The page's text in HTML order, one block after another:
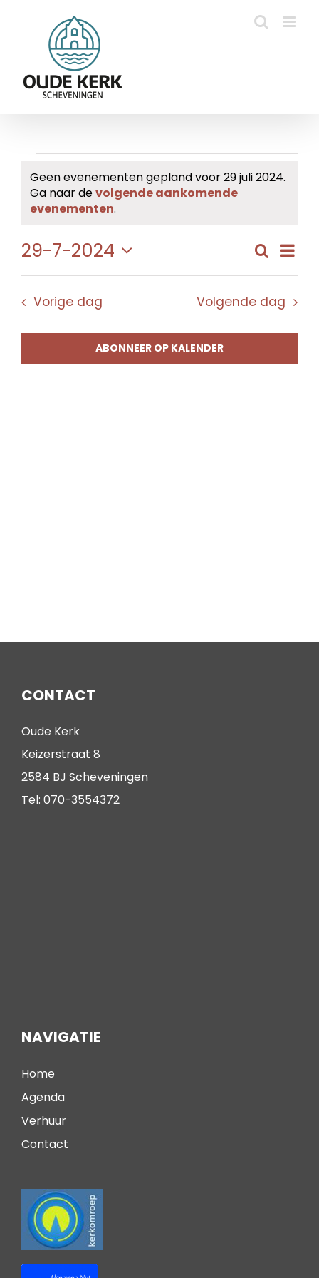
Evenementen
in
29
juli
2024
Bericht
Geen evenementen gepland voor 29 juli 2024.
Ga naar devolgende aankomende
evenementen.
en
Zoeken
Dag
29-7-2024
Selecteer
datum.
Vorige dag Volgende dag
ABONNEER OP KALENDER
CONTACT
Oude Kerk
Keizerstraat 8
2584 BJ Scheveningen
Tel: 070-3554372
NAVIGATIE
Home
Agenda
Verhuur
Contact